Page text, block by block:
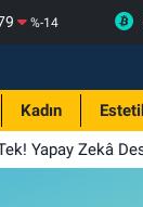
%-14
Kadın
Yapay Zekâ